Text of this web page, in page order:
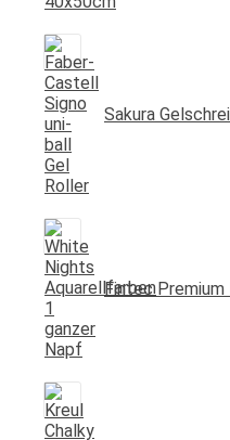
Sakura
Fintec